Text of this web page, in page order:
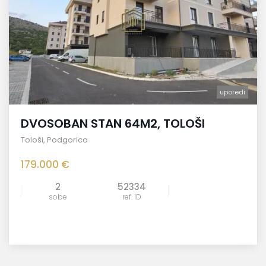
uporedi
DVOSOBAN STAN 64M2, TOLOŠI
Tološi, Podgorica
179.000 €
2
sobe
52334
ref. ID